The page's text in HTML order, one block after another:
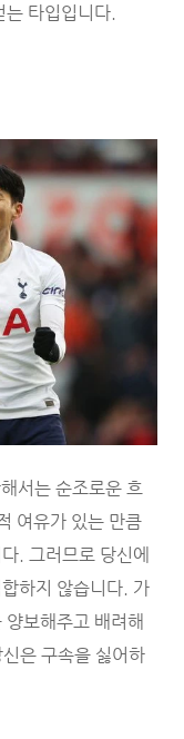
는 타입입니다.
서는 순조로운 흐
여유가 있는 만큼
. 그러므로 당신에
하지 않습니다. 가
보해주고 배려해
은 구속을 싫어하